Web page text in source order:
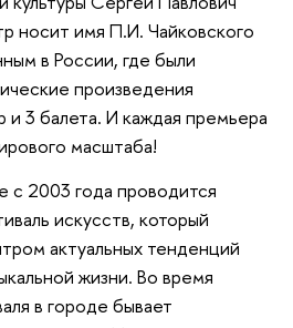
носит имя П.И. Чайковского
в России, где были
произведения
3 балета. И каждая премьера
масштаба!
с 2003 года проводится
искусств, который
актуальных тенденций
жизни. Во время
в городе бывает